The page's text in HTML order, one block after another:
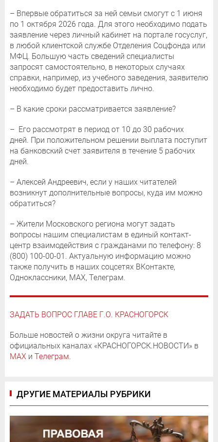
– Впервые обратиться за ней семьи смогут с 1 июня
по 1 октября 2026 года. Для этого необходимо подать
заявление через личный кабинет на портале госуслуг,
в любой клиентской службе Отделения Соцфонда или
МФЦ. Большую часть сведений специалисты
запросят самостоятельно, в некоторых случаях
справки, например, из учебного заведения, заявителю
необходимо будет предоставить лично.
– В какие сроки рассматривается заявление?
– Его рассмотрят в период от 10 до 30 рабочих
дней. При положительном решении выплата поступит
на банковский счет заявителя в течение 5 рабочих
дней.
– Алексей Андреевич, если у наших читателей
возникнут дополнительные вопросы, куда им можно
обратиться?
– Жители Московского региона могут задать
вопросы нашим специалистам в единый контакт-
центр взаимодействия с гражданами по телефону: 8
(800) 100-00-01. Актуальную информацию можно
также получить в наших соцсетях ВКонтакте,
Одноклассники, МАХ, Телеграм.
ЗАДАТЬ ВОПРОС ГЛАВЕ Г.О. КРАСНОГОРСК
Больше новостей о жизни округа читайте в
официальных каналах «КРАСНОГОРСК.НОВОСТИ» в
MAX и Телеграм.
ДРУГИЕ МАТЕРИАЛЫ РУБРИКИ